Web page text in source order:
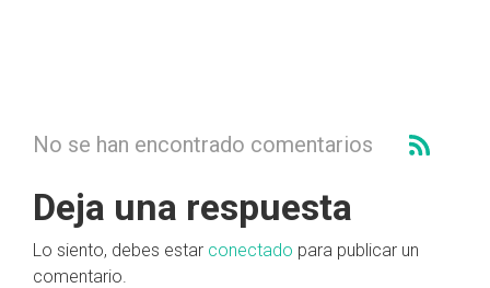
No se han encontrado comentarios
Deja una respuesta
Lo siento, debes estar conectado para publicar un
comentario.